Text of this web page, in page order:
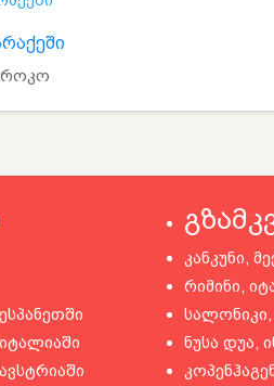
კანკუნი,
რიმინი,
სალონიკი,
ნუსა დუა,